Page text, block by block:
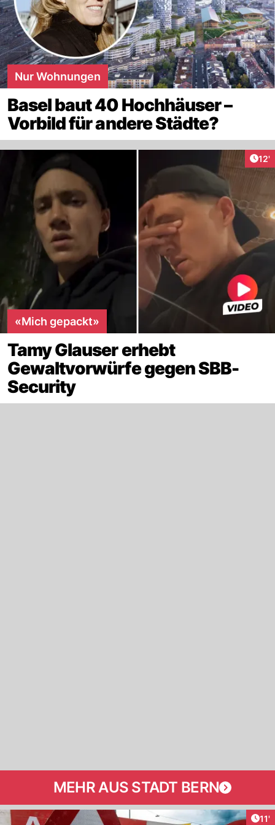
Nur Wohnungen
Basel baut 40 Hochhäuser –
Vorbild für andere Städte?
12'
«Mich gepackt»
Tamy Glauser erhebt
Gewaltvorwürfe gegen SBB-
Security
MEHR AUS STADT BERN
11'